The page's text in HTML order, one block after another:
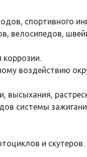
спортивного
велосипедов,
воздействию
системы
и скутеров.